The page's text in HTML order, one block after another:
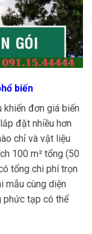
biến
khiến đơn giá biến
đặt nhiều hơn
chỉ và vật liệu
100 m² tổng (50
tổng chi phí trọn
mẫu cùng diện
phức tạp có thể